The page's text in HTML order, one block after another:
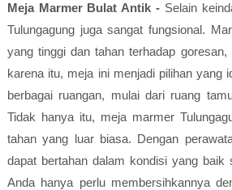
Meja Marmer Bulat Antik - Selain
Tulungagung juga sangat fungsional.
yang tinggi dan tahan terhadap
karena itu, meja ini menjadi pilihan yang
berbagai ruangan, mulai dari ruang
Tidak hanya itu, meja marmer
tahan yang luar biasa. Dengan
dapat bertahan dalam kondisi yang baik
Anda hanya perlu membersihkannya